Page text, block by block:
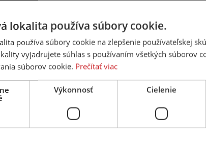
lokalita používa súbory cookie.
používa súbory cookie na zlepšenie používateľskej
vyjadrujete súhlas s používaním všetkých súborov
súborov cookie. Prečítať viac
Výkonnosť Cielenie